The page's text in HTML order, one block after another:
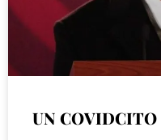
UN COVIDCITO